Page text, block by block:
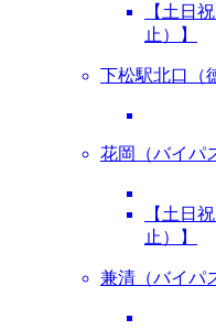
【土日
止）】
下松駅北口（
花岡（バイ
【土日
止）】
兼清（バイ